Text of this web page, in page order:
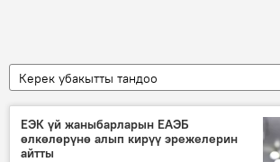
Керек убакытты тандоо
ЕЭК үй жаныбарларын ЕАЭБ
өлкөлөрүнө алып кирүү эрежелерин
айтты